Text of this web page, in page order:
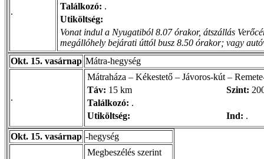
.
Találkozó: .
Utiköltség:
Vonat indul a Nyugatiból 8.07 órakor, átszállás
megállóhely bejárati úttól busz 8.50 órakor; vagy
Okt. 15. vasárnap Mátra-hegység
.
Mátraháza – Kékestető – Jávoros-kút –
Táv: 15 km Szint:
Találkozó: .
Utiköltség:
Ind: .
Okt. 15. vasárnap -hegység
Megbeszélés szerint